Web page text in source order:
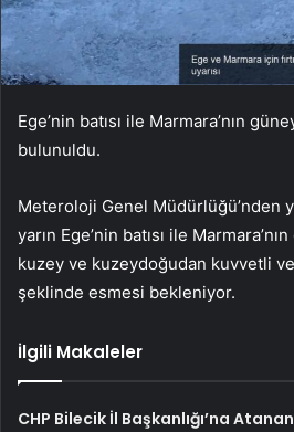
Ege’nin batısı ile Marmara’nın
bulunuldu.
Meteroloji Genel Müdürlüğü’nden
yarın Ege’nin batısı ile
kuzey ve kuzeydoğudan kuvvetli ve
şeklinde esmesi bekleniyor.
İlgili Makaleler
CHP Bilecik İl Başkanlığı’na